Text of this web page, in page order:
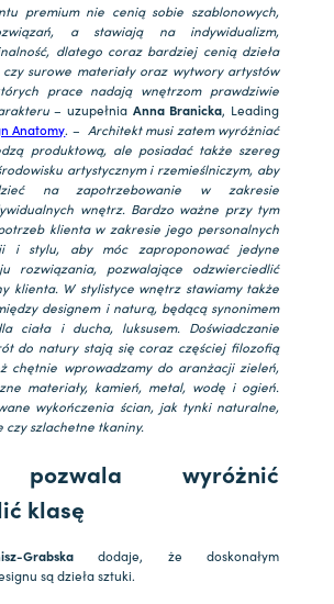
premium nie cenią sobie szablonowych,
a stawiają na indywidualizm,
dlatego coraz bardziej cenią dzieła
surowe materiały oraz wytwory artystów
prace nadają wnętrzom prawdziwie
– uzupełnia Anna Branicka, Leading
Anatomy. – Architekt musi zatem wyróżniać
produktową, ale posiadać także szereg
artystycznym i rzemieślniczym, aby
na zapotrzebowanie w zakresie
wnętrz. Bardzo ważne przy tym
klienta w zakresie jego personalnych
i stylu, aby móc zaproponować jedyne
rozwiązania, pozwalające odzwierciedlić
klienta. W stylistyce wnętrz stawiamy także
designem i naturą, będącą synonimem
ciała i ducha, luksusem. Doświadczanie
do natury stają się coraz częściej filozofią
chętnie wprowadzamy do aranżacji zieleń,
materiały, kamień, metal, wodę i ogień.
wykończenia ścian, jak tynki naturalne,
czy szlachetne tkaniny.
pozwala wyróżnić
klasę
Grabskadodaje, że doskonałym
są dzieła sztuki.